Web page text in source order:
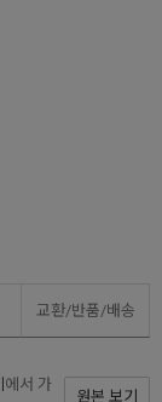
교환/반품/배송
에서 가
원본 보기